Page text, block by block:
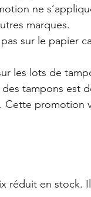
ne
marques.
sur le papier
les lots de
tampons est
Cette promotion
réduit en stock. Il